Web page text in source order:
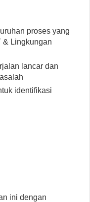
proses yang
& Lingkungan
lancar dan
identifikasi
ini dengan